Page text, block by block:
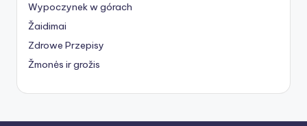
Wypoczynek w górach
Žaidimai
Zdrowe Przepisy
Žmonės ir grožis